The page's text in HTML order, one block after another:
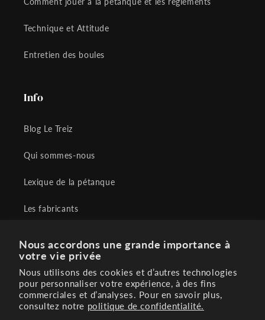
Nous accordons une grande importance à
votre vie privée
Nous utilisons des cookies et d’autres technologies
pour personnaliser votre expérience, à des fins
commerciales et d’analyses. Pour en savoir plus,
consultez notre politique de confidentialité.
Technique et Attitude
Entretien des boules
Info
Blog Le Treiz
Qui sommes-nous
Lexique de la pétanque
Les fabricants
Contactez-nous
FAQ